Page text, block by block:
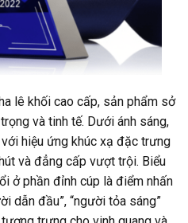
lê khối cao cấp, sản phẩm sở
và tinh tế. Dưới ánh sáng,
hiệu ứng khúc xạ đặc trưng
và đẳng cấp vượt trội. Biểu
ở phần đỉnh cúp là điểm nhấn
dẫn đầu”, “người tỏa sáng”